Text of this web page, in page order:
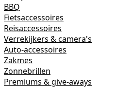
BBQ
Fietsaccessoires
Reisaccessoires
Verrekijkers & camera's
Auto-accessoires
Zakmes
Zonnebrillen
Premiums & give-aways